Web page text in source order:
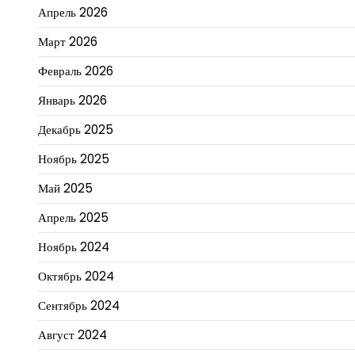
Апрель 2026
Март 2026
Февраль 2026
Январь 2026
Декабрь 2025
Ноябрь 2025
Май 2025
Апрель 2025
Ноябрь 2024
Октябрь 2024
Сентябрь 2024
Август 2024